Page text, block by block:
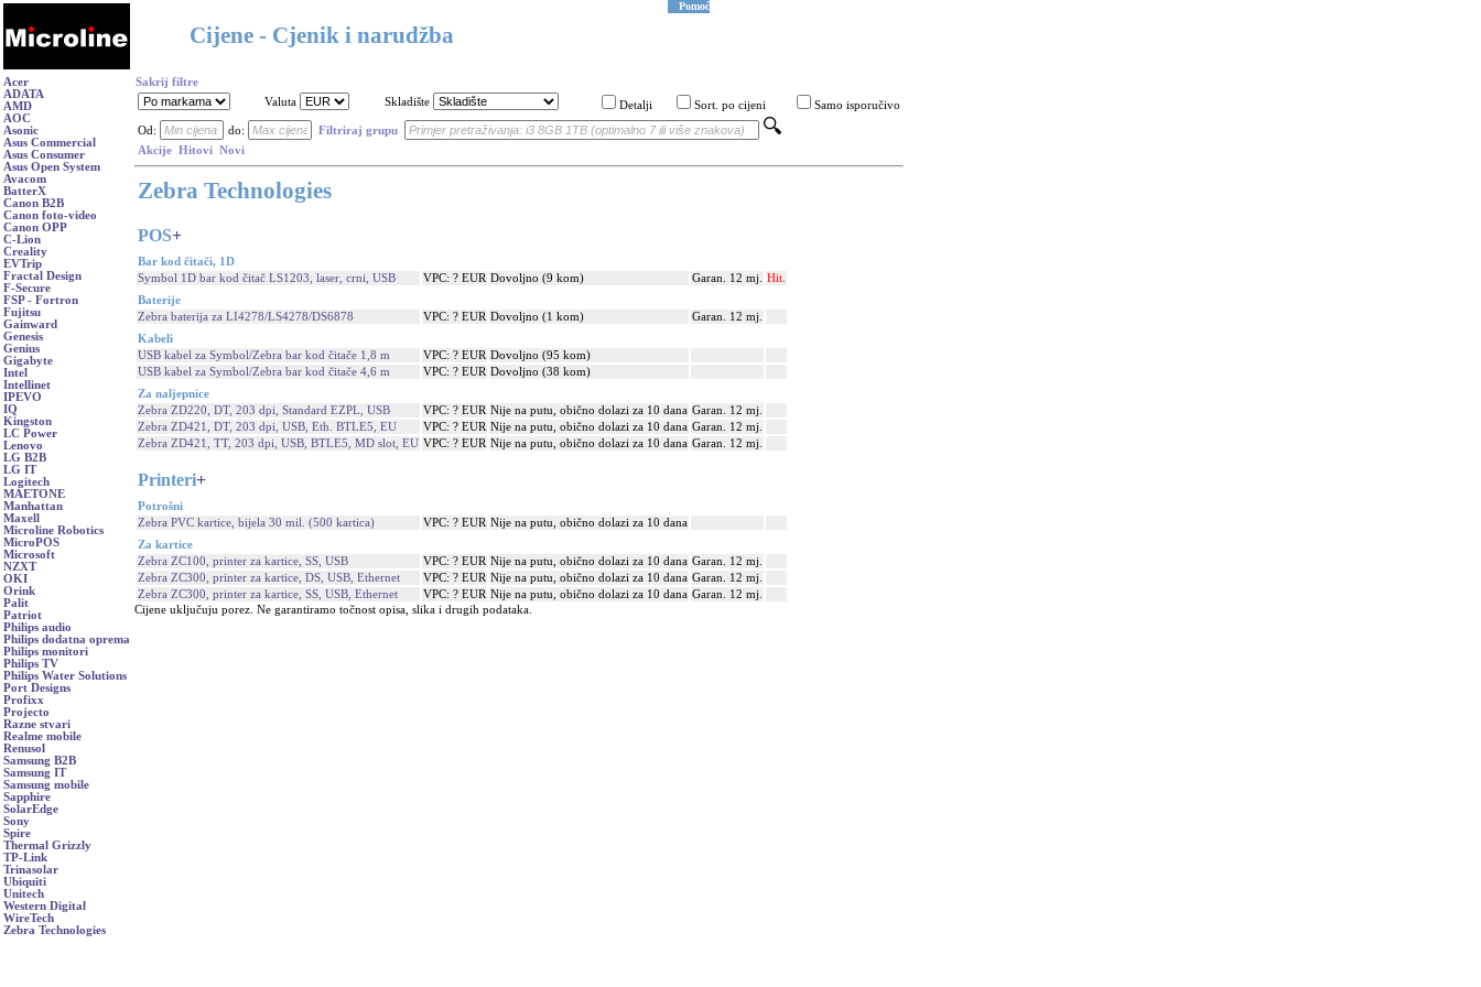
Cijene - Cjenik i narudžba
Pomoć
Acer
ADATA
AMD
AOC
Asonic
Asus Commercial
Asus Consumer
Asus Open System
Avacom
BatterX
Canon B2B
Canon foto-video
Canon OPP
C-Lion
Creality
EVTrip
Fractal Design
F-Secure
FSP - Fortron
Fujitsu
Gainward
Genesis
Genius
Gigabyte
Intel
Intellinet
IPEVO
IQ
Kingston
LC Power
Lenovo
LG B2B
LG IT
Logitech
MAETONE
Manhattan
Maxell
Microline Robotics
MicroPOS
Microsoft
NZXT
OKI
Orink
Palit
Patriot
Philips audio
Philips dodatna oprema
Philips monitori
Philips TV
Philips Water Solutions
Port Designs
Profixx
Projecto
Razne stvari
Realme mobile
Renusol
Samsung B2B
Samsung IT
Samsung mobile
Sapphire
SolarEdge
Sony
Spire
Thermal Grizzly
TP-Link
Trinasolar
Ubiquiti
Unitech
Western Digital
WireTech
Zebra Technologies
Sakrij filtre
Valuta
Skladište Detalji Sort. po cijeni Samo isporučivo
Od: do:
Filtriraj grupu
Akcije Hitovi Novi
Zebra Technologies
POS+
Bar kod čitači, 1D
Symbol 1D bar kod čitač LS1203, laser, crni, USB
VPC: ? EUR Dovoljno (9 kom) Garan. 12 mj.
Hit.
Baterije
Zebra baterija za LI4278/LS4278/DS6878
VPC: ? EUR Dovoljno (1 kom)
Garan. 12 mj.
Kabeli
USB kabel za Symbol/Zebra bar kod čitače 1,8 m
VPC: ? EUR Dovoljno (95 kom)
USB kabel za Symbol/Zebra bar kod čitače 4,6 m
VPC: ? EUR Dovoljno (38 kom)
Za naljepnice
Zebra ZD220, DT, 203 dpi, Standard EZPL, USB
VPC: ? EUR Nije na putu, obično dolazi za 10 dana Garan. 12 mj.
Zebra ZD421, DT, 203 dpi, USB, Eth. BTLE5, EU
VPC: ? EUR Nije na putu, obično dolazi za 10 dana Garan. 12 mj.
Zebra ZD421, TT, 203 dpi, USB, BTLE5, MD slot, EU VPC: ? EUR Nije na putu, obično dolazi za 10 dana Garan. 12 mj.
Printeri+
Potrošni
Zebra PVC kartice, bijela 30 mil. (500 kartica)
VPC: ? EUR Nije na putu, obično dolazi za 10 dana
Za kartice
Zebra ZC100, printer za kartice, SS, USB
VPC: ? EUR Nije na putu, obično dolazi za 10 dana Garan. 12 mj.
Zebra ZC300, printer za kartice, DS, USB, Ethernet
VPC: ? EUR Nije na putu, obično dolazi za 10 dana Garan. 12 mj.
Zebra ZC300, printer za kartice, SS, USB, Ethernet
VPC: ? EUR Nije na putu, obično dolazi za 10 dana Garan. 12 mj.
Cijene uključuju porez. Ne garantiramo točnost opisa, slika i drugih podataka.